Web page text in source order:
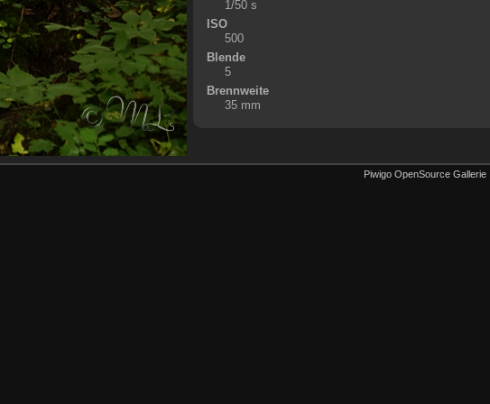
1/50 s
ISO
500
Blende
5
Brennweite
35 mm
Piwigo OpenSource Gallerie